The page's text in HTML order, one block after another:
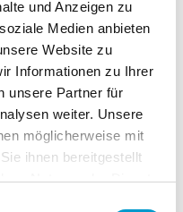
und Anzeigen zu
Medien anbieten
Website zu
Informationen zu Ihrer
unsere Partner für
weiter. Unsere
möglicherweise mit
ihnen bereitgestellt
Nutzung der Dienste
Polyestergewebe,
cm